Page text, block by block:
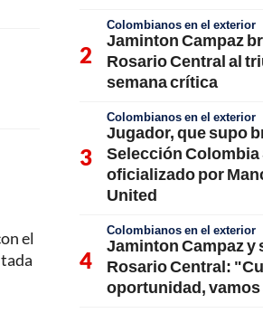
el
Colombianos en el exterior
Jaminton Campaz
Rosario Central al
semana crítica
Colombianos en el exterior
Jugador, que supo
Selección Colombia
oficializado por
United
Colombianos en el exterior
Jaminton Campaz y
Rosario Central:
oportunidad, vamos